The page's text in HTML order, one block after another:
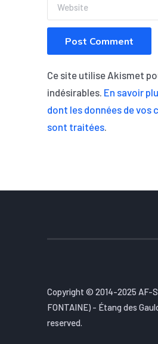
Ce site utilise Akismet
indésirables. En savoir
dont les données de vos
sont traitées.
Copyright © 2014-2025 AF-
FONTAINE) - Étang des
reserved.